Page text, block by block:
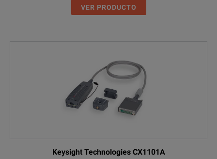
VER PRODUCTO
Keysight Technologies CX1101A